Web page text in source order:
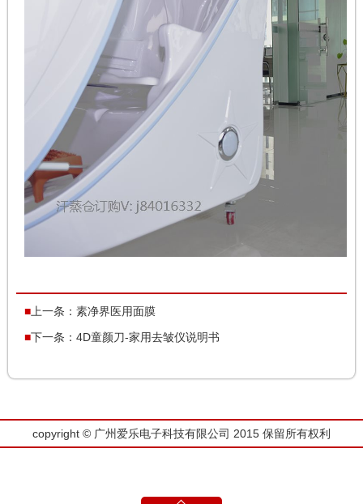
上一条： 素净界医用面膜
下一条： 4D童颜刀-家用去皱仪说明书
copyright © 广州爱乐电子科技有限公司 2015 保留所有权利